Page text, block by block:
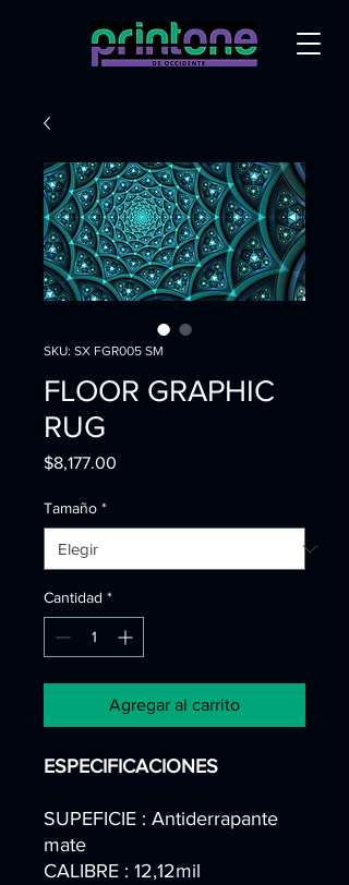
SKU: SX FGR005 SM
FLOOR GRAPHIC
RUG
$8,177.00
Tamaño *
Cantidad *
Agregar al carrito
ESPECIFICACIONES
SUPEFICIE : Antiderrapante
mate
CALIBRE : 12,12mil